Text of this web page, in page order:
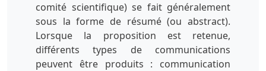
comité scientifique) se fait généralement
sous la forme de résumé (ou abstract).
Lorsque la proposition est retenue,
différents types de communications
peuvent être produits : communication